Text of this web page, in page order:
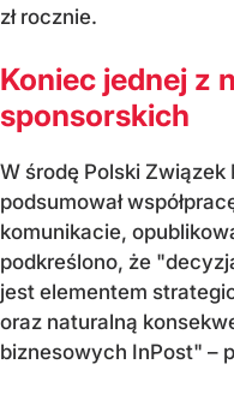
zł rocznie.
Koniec jednej z
sponsorskich
W środę Polski Związek
podsumował
komunikacie,
podkreślono, że
jest elementem
oraz naturalną
biznesowych InPost" –